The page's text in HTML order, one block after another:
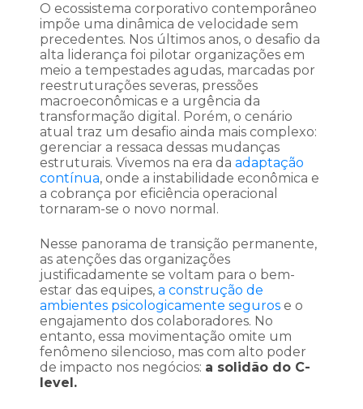
O ecossistema corporativo contemporâneo
impõe uma dinâmica de velocidade sem
precedentes. Nos últimos anos, o desafio da
alta liderança foi pilotar organizações em
meio a tempestades agudas, marcadas por
reestruturações severas, pressões
macroeconômicas e a urgência da
transformação digital. Porém, o cenário
atual traz um desafio ainda mais complexo:
gerenciar a ressaca dessas mudanças
estruturais. Vivemos na era da adaptação
contínua, onde a instabilidade econômica e
a cobrança por eficiência operacional
tornaram-se o novo normal.
Nesse panorama de transição permanente,
as atenções das organizações
justificadamente se voltam para o bem-
estar das equipes, a construção de
ambientes psicologicamente seguros e o
engajamento dos colaboradores. No
entanto, essa movimentação omite um
fenômeno silencioso, mas com alto poder
de impacto nos negócios: a solidão do C-
level.